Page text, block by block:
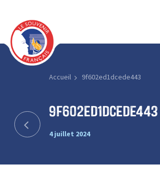
Accueil 9f602ed1dcede443
9f602ed1dcede443
4 juillet 2024